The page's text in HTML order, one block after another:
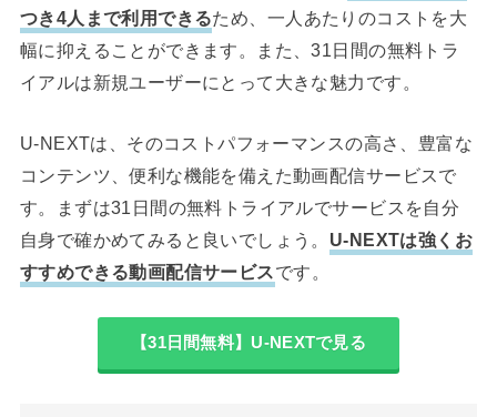
つき4人まで利用できるため、一人あたりのコストを大
幅に抑えることができます。また、31日間の無料トラ
イアルは新規ユーザーにとって大きな魅力です。
U-NEXTは、そのコストパフォーマンスの高さ、豊富な
コンテンツ、便利な機能を備えた動画配信サービスで
す。まずは31日間の無料トライアルでサービスを自分
自身で確かめてみると良いでしょう。 U-NEXTは強くお
すすめできる動画配信サービスです。
【31日間無料】U-NEXTで見る